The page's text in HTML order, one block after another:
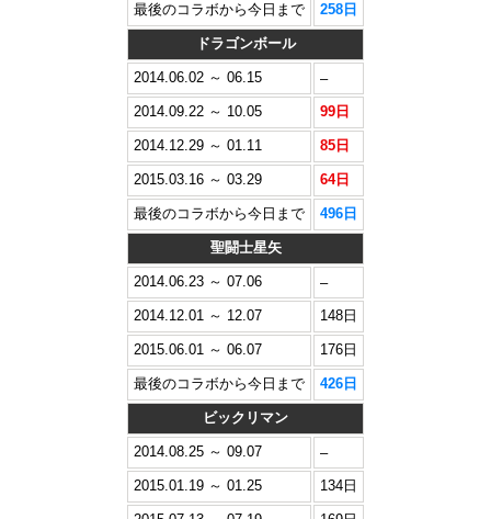
最後のコラボから今日まで 258日
ドラゴンボール
2014.06.02 ～ 06.15
–
2014.09.22 ～ 10.05
99日
2014.12.29 ～ 01.11 85日
2015.03.16 ～ 03.29 64日
最後のコラボから今日まで 496日
聖闘士星矢
2014.06.23 ～ 07.06
–
2014.12.01 ～ 12.07
148日
2015.06.01 ～ 06.07 176日
最後のコラボから今日まで 426日
ビックリマン
2014.08.25 ～ 09.07
–
2015.01.19 ～ 01.25
134日